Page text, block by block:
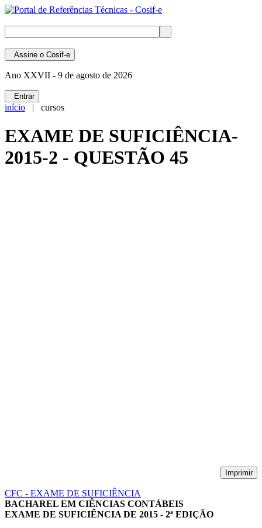
Assine o Cosif-e
Ano XXVII - 9 de agosto de 2026
Entrar
início | cursos
EXAME DE SUFICIÊNCIA-
2015-2 - QUESTÃO 45
Imprimir
CFC - EXAME DE SUFICIÊNCIA
BACHAREL EM CIÊNCIAS CONTÁBEIS
EXAME DE SUFICIÊNCIA DE 2015 - 2ª EDIÇÃO